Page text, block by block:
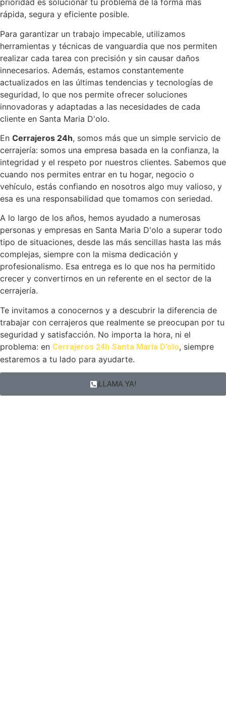
prioridad es solucionar tu problema de la forma más
rápida, segura y eficiente posible.
Para garantizar un trabajo impecable, utilizamos
herramientas y técnicas de vanguardia que nos permiten
realizar cada tarea con precisión y sin causar daños
innecesarios. Además, estamos constantemente
actualizados en las últimas tendencias y tecnologías de
seguridad, lo que nos permite ofrecer soluciones
innovadoras y adaptadas a las necesidades de cada
cliente en Santa Maria D'olo.
En Cerrajeros 24h, somos más que un simple servicio de
cerrajería: somos una empresa basada en la confianza, la
integridad y el respeto por nuestros clientes. Sabemos que
cuando nos permites entrar en tu hogar, negocio o
vehículo, estás confiando en nosotros algo muy valioso, y
esa es una responsabilidad que tomamos con seriedad.
A lo largo de los años, hemos ayudado a numerosas
personas y empresas en Santa Maria D'olo a superar todo
tipo de situaciones, desde las más sencillas hasta las más
complejas, siempre con la misma dedicación y
profesionalismo. Esa entrega es lo que nos ha permitido
crecer y convertirnos en un referente en el sector de la
cerrajería.
Te invitamos a conocernos y a descubrir la diferencia de
trabajar con cerrajeros que realmente se preocupan por tu
seguridad y satisfacción. No importa la hora, ni el
problema: en Cerrajeros 24h Santa Maria D'olo, siempre
estaremos a tu lado para ayudarte.
¡LLAMA YA!